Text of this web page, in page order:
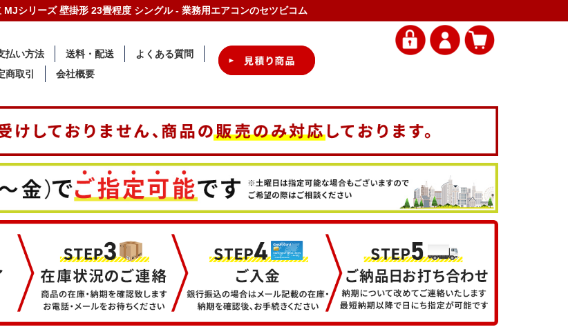
シリーズ 壁掛形 23畳程度 シングル - 業務用エアコンのセツビコム
払い方法 送料・配送
よくある質問
商取引 会社概要